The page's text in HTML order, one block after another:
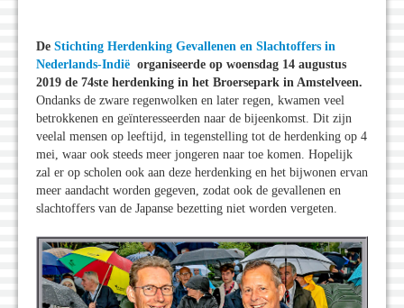
De Stichting Herdenking Gevallenen en Slachtoffers in
Nederlands-Indië organiseerde op woensdag 14 augustus
2019 de 74ste herdenking in het Broersepark in Amstelveen.
Ondanks de zware regenwolken en later regen, kwamen veel
betrokkenen en geïnteresseerden naar de bijeenkomst. Dit zijn
veelal mensen op leeftijd, in tegenstelling tot de herdenking op 4
mei, waar ook steeds meer jongeren naar toe komen. Hopelijk
zal er op scholen ook aan deze herdenking en het bijwonen ervan
meer aandacht worden gegeven, zodat ook de gevallenen en
slachtoffers van de Japanse bezetting niet worden vergeten.